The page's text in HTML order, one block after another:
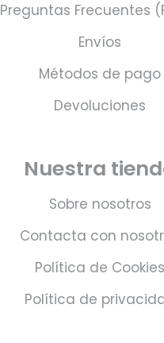
Preguntas Frecuentes
Envíos
Métodos de pago
Devoluciones
Nuestra
Sobre nosotros
Contacta con
Política de Cookies
Política de